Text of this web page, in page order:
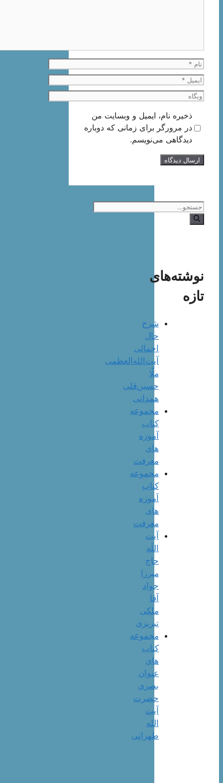
نام
ایمیل
وبگاه
ذخیره نام، ایمیل و وبسایت من
در مرورگر برای زمانی که دوباره
دیدگاهی می‌نویسم.
جستجوی
نوشته‌های
تازه
شرح
حال
اجمالی
آیت‌الله‌العظمی
ملّا
حسین‌قلی
همدانی
مجموعه
کتاب
آموزه
های
معرفت
مجموعه
کتاب
آموزه
های
معرفت
آیت
اللَه
حاج
میرزا
جواد
آقا
ملکی
تبریزی
مجموعه
کتاب
های
عنوان
بصری
حضرت
آیت
الله
طهرانی